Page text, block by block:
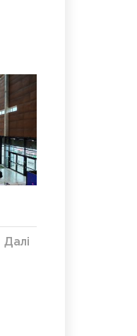
Далі